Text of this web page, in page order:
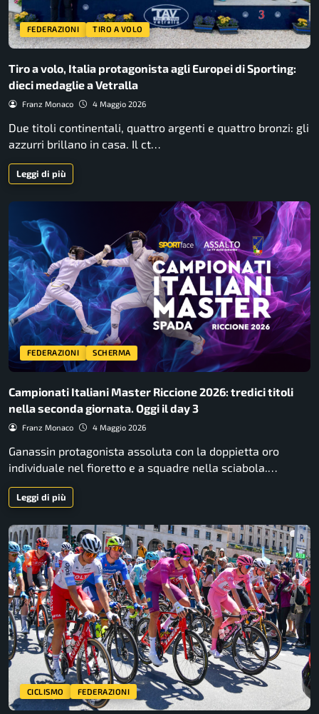
FEDERAZIONI TIRO A VOLO
Tiro a volo, Italia protagonista agli Europei di Sporting:
dieci medaglie a Vetralla
Franz Monaco 4 Maggio 2026
Due titoli continentali, quattro argenti e quattro bronzi: gli
azzurri brillano in casa. Il ct…
Leggi di più
FEDERAZIONI SCHERMA
Campionati Italiani Master Riccione 2026: tredici titoli
nella seconda giornata. Oggi il day 3
Franz Monaco 4 Maggio 2026
Ganassin protagonista assoluta con la doppietta oro
individuale nel fioretto e a squadre nella sciabola.…
Leggi di più
CICLISMO FEDERAZIONI